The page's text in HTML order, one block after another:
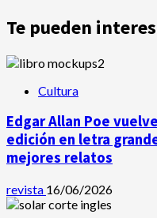
Te pueden
Cultura
Edgar Allan Poe
edición en letra
mejores relatos
revista 16/06/2026